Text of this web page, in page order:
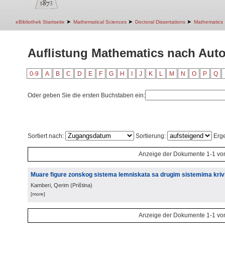
eBibliothek Startseite ➤ Mathematical Sciences ➤ Doctoral Dissertations ➤ Mathematics
Auflistung Mathematics nach
0-9 A B C D E F G H J K L M N O P Q
Oder geben Sie die ersten Buchstaben ein:
Sortiert nach: Sortierung:
Anzeige der Dokumente 1-1
Muare figure zonskog sistema lemniskata sa drugim sistemima
Kamberi, Qerim (Priština)
[more]
Anzeige der Dokumente 1-1